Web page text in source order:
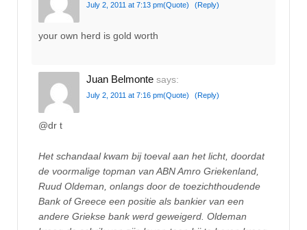
July 2, 2011 at 7:13 pm(Quote) (Reply)
your own herd is gold worth
Juan Belmonte says:
July 2, 2011 at 7:16 pm(Quote) (Reply)
@dr t
Het schandaal kwam bij toeval aan het licht, doordat
de voormalige topman van ABN Amro Griekenland,
Ruud Oldeman, onlangs door de toezichthoudende
Bank of Greece een positie als bankier van een
andere Griekse bank werd geweigerd. Oldeman